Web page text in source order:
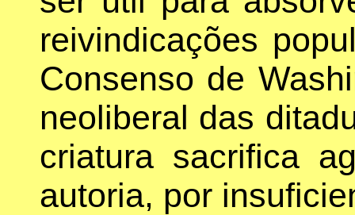
reivindicações
Consenso de
neoliberal das
criatura sacrifica
autoria, por